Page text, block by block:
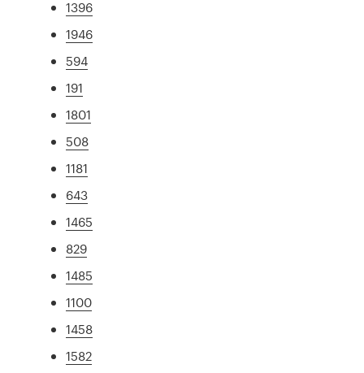
1396
1946
594
191
1801
508
1181
643
1465
829
1485
1100
1458
1582